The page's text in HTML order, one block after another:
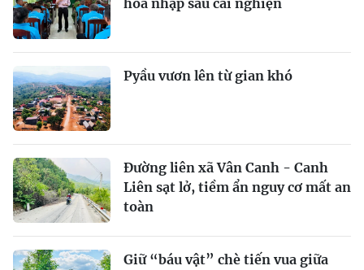
hòa nhập sau cai nghiện
Pyầu vươn lên từ gian khó
Đường liên xã Vân Canh - Canh
Liên sạt lở, tiềm ẩn nguy cơ mất an
toàn
Giữ “báu vật” chè tiến vua giữa